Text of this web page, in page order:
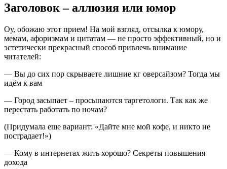
Заголовок – аллюзия или юмор
Оу, обожаю этот прием! На мой взгляд, отсылка к юмору,
мемам, афоризмам и цитатам — не просто эффективный, но и
эстетически прекрасный способ привлечь внимание
читателей:
— Вы до сих пор скрываете лишние кг оверсайзом? Тогда мы
идём к вам
— Город засыпает – просыпаются таргетологи. Так как же
перестать работать по ночам?
(Придумала еще вариант: «Дайте мне мой кофе, и никто не
пострадает!»)
— Кому в интернетах жить хорошо? Секреты повышения
дохода